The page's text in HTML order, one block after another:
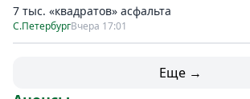
7 тыс. «квадратов» асфальта
С.ПетербургВчера 17:01
Еще →